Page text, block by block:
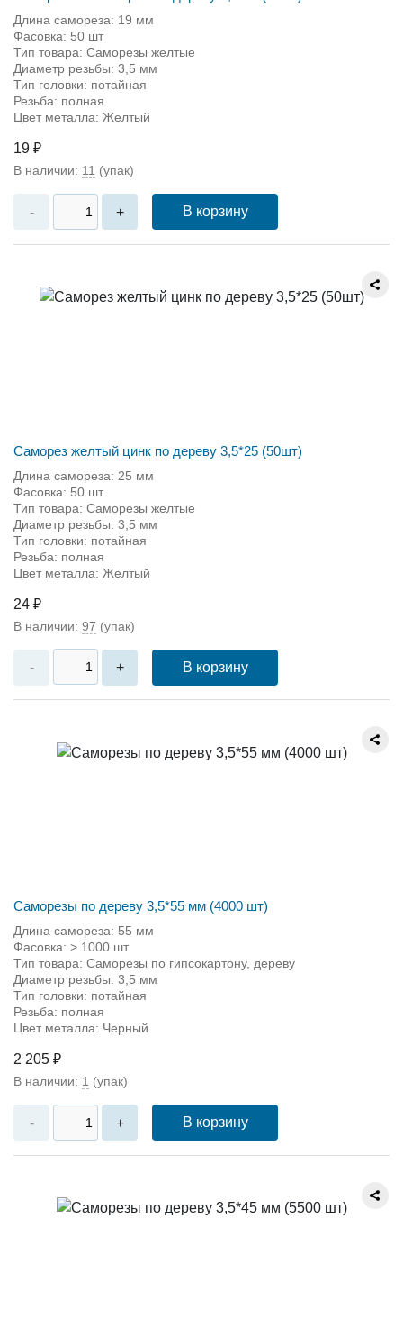
Длина самореза: 19 мм
Фасовка: 50 шт
Тип товара: Саморезы желтые
Диаметр резьбы: 3,5 мм
Тип головки: потайная
Резьба: полная
Цвет металла: Желтый
19 ₽
В наличии: 11 (упак)
- + В корзину
Саморез желтый цинк по дереву 3,5*25 (50шт)
Длина самореза: 25 мм
Фасовка: 50 шт
Тип товара: Саморезы желтые
Диаметр резьбы: 3,5 мм
Тип головки: потайная
Резьба: полная
Цвет металла: Желтый
24 ₽
В наличии: 97 (упак)
- + В корзину
Саморезы по дереву 3,5*55 мм (4000 шт)
Длина самореза: 55 мм
Фасовка: > 1000 шт
Тип товара: Саморезы по гипсокартону, дереву
Диаметр резьбы: 3,5 мм
Тип головки: потайная
Резьба: полная
Цвет металла: Черный
2 205 ₽
В наличии: 1 (упак)
- + В корзину